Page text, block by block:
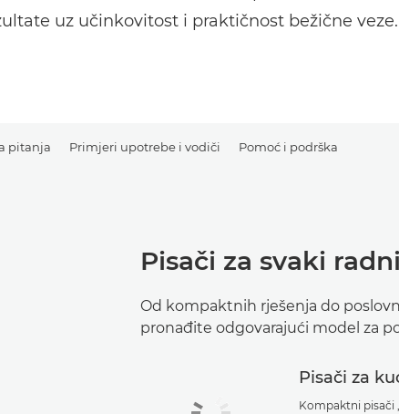
uz učinkovitost i praktičnost bežične veze.
pitanja Primjeri upotrebe i vodiči Pomoć i podrška
Pisači za svaki
Od kompaktnih rješenja do
pronađite odgovarajući model za
Pisači za
Kompaktni pisači